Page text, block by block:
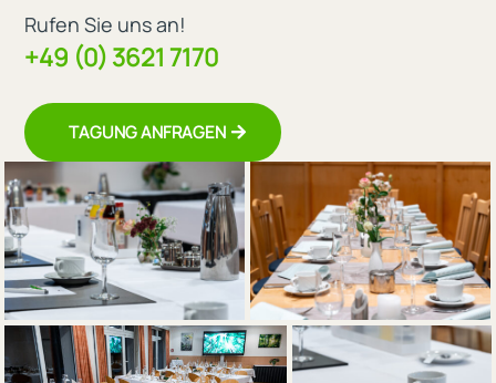
Rufen Sie uns an!
+49 (0) 3621 7170
TAGUNG ANFRAGEN